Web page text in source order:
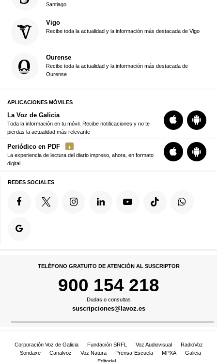
Santiago
Vigo
Recibe toda la actualidad y la información más destacada de Vigo
Ourense
Recibe toda la actualidad y la información más destacada de
Ourense
APLICACIONES MÓVILES
La Voz de Galicia
Toda la información en tu móvil. Recibe notificaciones y no te
pierdas la actualidad más relevante
Periódico en PDF
La experiencia de lectura del diario impreso, ahora, en formato
digital
REDES SOCIALES
TELÉFONO GRATUITO DE ATENCIÓN AL SUSCRIPTOR
900 154 218
Dudas o consultas
suscripciones@lavoz.es
Corporación Voz de Galicia Fundación SRFL Voz Audiovisual
RadioVoz
Sondaxe
Canalvoz Voz Natura Prensa-Escuela MPXA
Galicia